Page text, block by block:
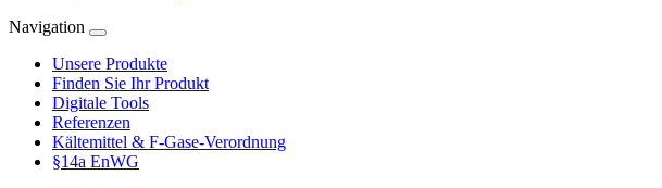
Navigation
Unsere Produkte
Finden Sie Ihr Produkt
Digitale Tools
Referenzen
Kältemittel & F-Gase-Verordnung
§14a EnWG